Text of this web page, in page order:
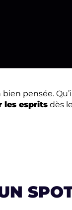
pensée. Qu’il
les esprits dès